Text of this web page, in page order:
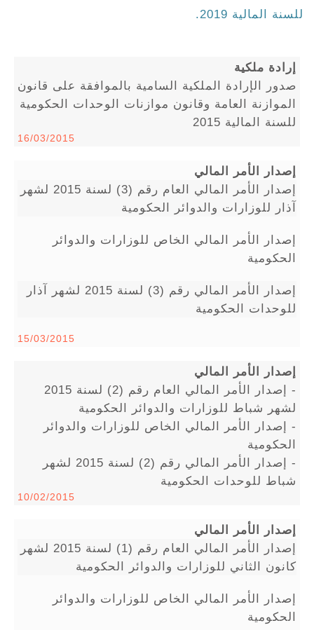
للسنة المالية 2019.
إرادة ملكية
صدور الإرادة الملكية السامية بالموافقة على قانون
الموازنة العامة وقانون موازنات الوحدات الحكومية
للسنة المالية 2015
16/03/2015
إصدار الأمر المالي
إصدار الأمر المالي العام رقم (3) لسنة 2015 لشهر
آذار للوزارات والدوائر الحكومية
إصدار الأمر المالي الخاص للوزارات والدوائر
الحكومية
إصدار الأمر المالي رقم (3) لسنة 2015 لشهر آذار
للوحدات الحكومية
15/03/2015
إصدار الأمر المالي
- إصدار الأمر المالي العام رقم (2) لسنة 2015
لشهر شباط للوزارات والدوائر الحكومية
- إصدار الأمر المالي الخاص للوزارات والدوائر
الحكومية
- إصدار الأمر المالي رقم (2) لسنة 2015 لشهر
شباط للوحدات الحكومية
10/02/2015
إصدار الأمر المالي
إصدار الأمر المالي العام رقم (1) لسنة 2015 لشهر
كانون الثاني للوزارات والدوائر الحكومية
إصدار الأمر المالي الخاص للوزارات والدوائر
الحكومية